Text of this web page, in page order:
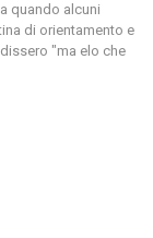
quando alcuni
di orientamento e
"ma elo che